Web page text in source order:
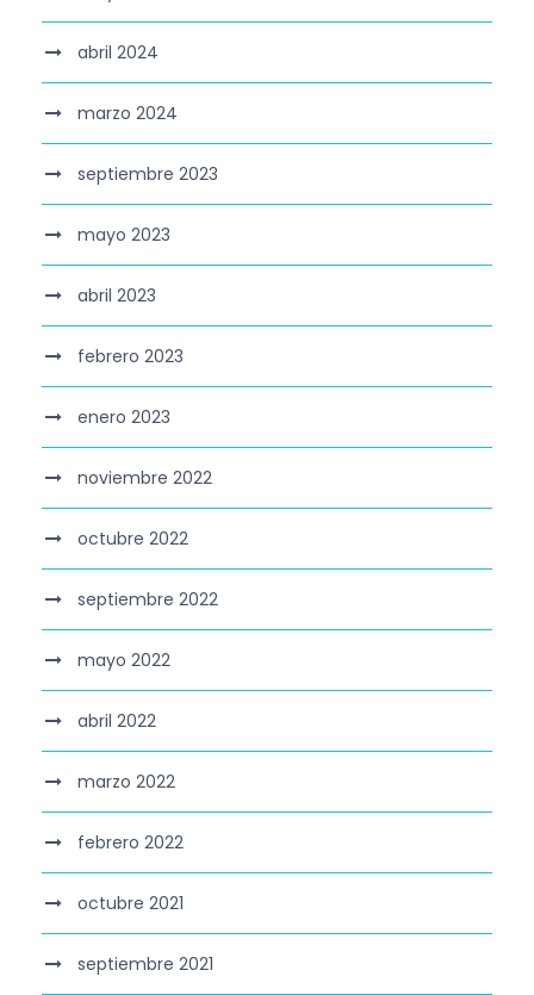
abril 2024
marzo 2024
septiembre 2023
mayo 2023
abril 2023
febrero 2023
enero 2023
noviembre 2022
octubre 2022
septiembre 2022
mayo 2022
abril 2022
marzo 2022
febrero 2022
octubre 2021
septiembre 2021